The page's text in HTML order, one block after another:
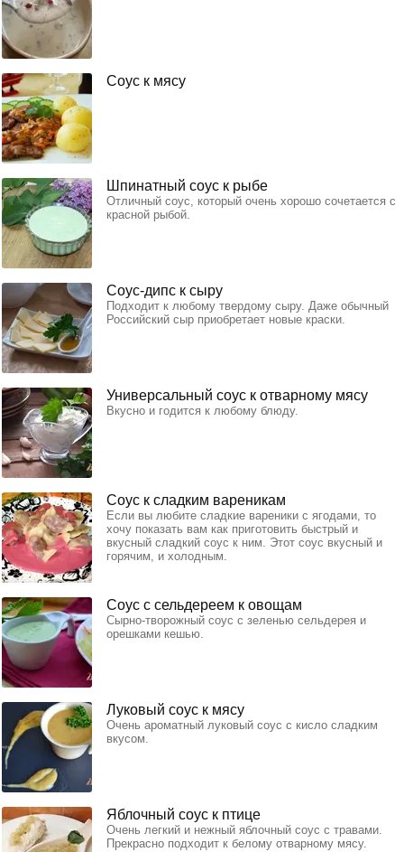
Соус к мясу
Шпинатный соус к рыбе
Отличный соус, который очень хорошо сочетается с
красной рыбой.
Соус-дипс к сыру
Подходит к любому твердому сыру. Даже обычный
Российский сыр приобретает новые краски.
Универсальный соус к отварному мясу
Вкусно и годится к любому блюду.
Соус к сладким вареникам
Если вы любите сладкие вареники с ягодами, то
хочу показать вам как приготовить быстрый и
вкусный сладкий соус к ним. Этот соус вкусный и
горячим, и холодным.
Соус с сельдереем к овощам
Сырно-творожный соус с зеленью сельдерея и
орешками кешью.
Луковый соус к мясу
Очень ароматный луковый соус с кисло сладким
вкусом.
Яблочный соус к птице
Очень легкий и нежный яблочный соус с травами.
Прекрасно подходит к белому отварному мясу.